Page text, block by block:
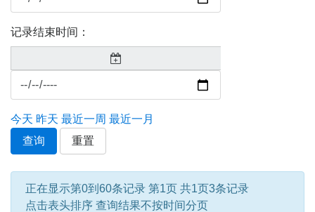
记录结束时间：
今天 昨天 最近一周 最近一月
查询
重置
正在显示第0到60条记录 第1页 共1页3条记录
点击表头排序 查询结果不按时间分页